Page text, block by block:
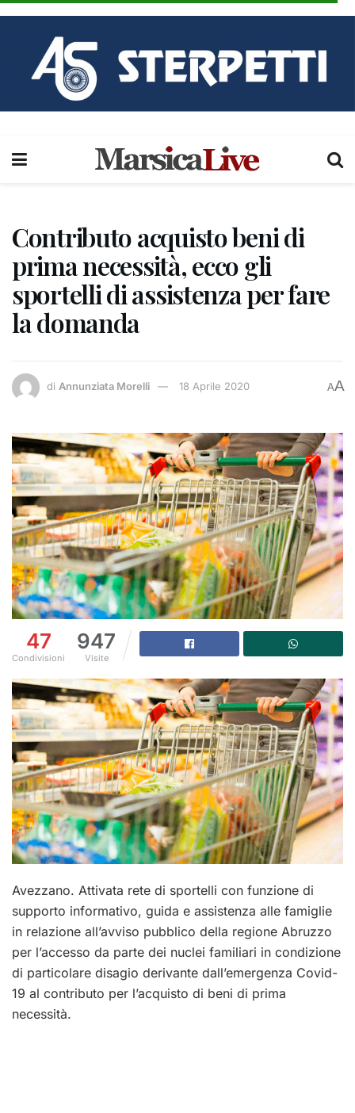
Contributo acquisto beni di
prima necessità, ecco gli
sportelli di assistenza per fare
la domanda
di Annunziata Morelli 18 Aprile 2020 AA
47
Condivisioni
947
Visite
Avezzano. Attivata rete di sportelli con funzione di
supporto informativo, guida e assistenza alle famiglie
in relazione all’avviso pubblico della regione Abruzzo
per l’accesso da parte dei nuclei familiari in condizione
di particolare disagio derivante dall’emergenza Covid-
19 al contributo per l’acquisto di beni di prima
necessità.